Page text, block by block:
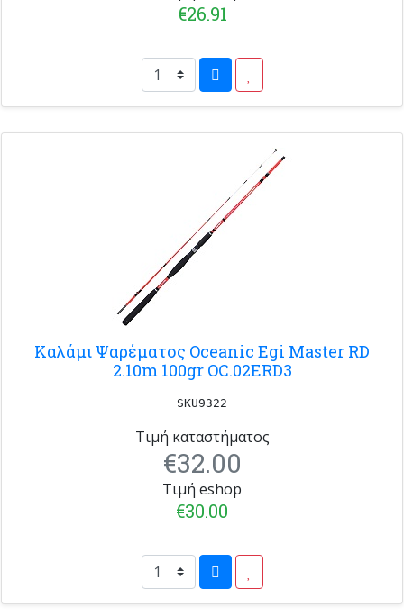
€26.91
Καλάμι Ψαρέματος Oceanic Egi Master RD
2.10m 100gr OC.02ERD3
SKU9322
Τιμή καταστήματος
€32.00
Τιμή eshop
€30.00